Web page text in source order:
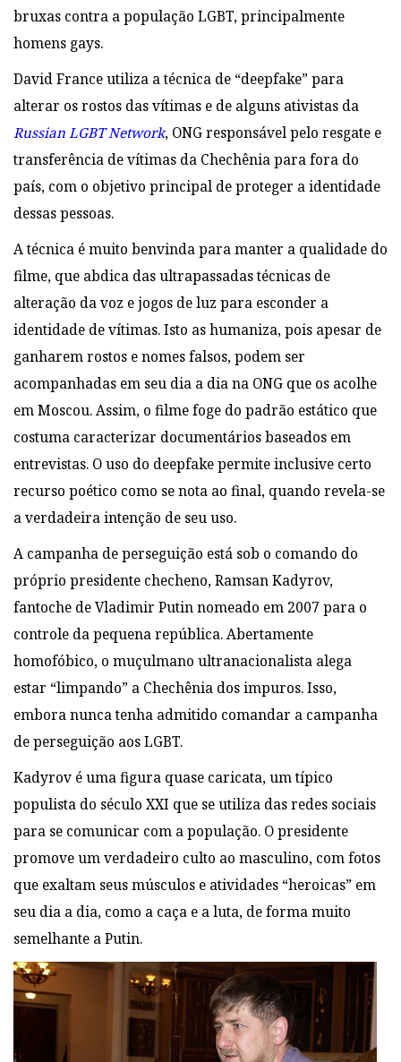
bruxas contra a população LGBT, principalmente
homens gays.
David France utiliza a técnica de “deepfake” para
alterar os rostos dasvítimas e de alguns ativistas da
Russian LGBT Network, ONG responsável pelo resgate e
transferência de vítimas da Chechênia para fora do
país, com o objetivo principal deproteger a identidade
dessas pessoas.
A técnica é muito benvinda para manter a qualidade do
filme, que abdica das ultrapassadas técnicas de
alteração da voz e jogos deluz para esconder a
identidade de vítimas. Isto as humaniza, pois apesar de
ganharem rostos e nomes falsos, podem ser
acompanhadas em seu dia a dia na ONG que os acolhe
em Moscou. Assim, o filme foge do padrão estático que
costuma caracterizar documentários baseados em
entrevistas. O uso do deepfake permiteinclusive certo
recurso poético como se nota ao final, quando revela-se
a verdadeiraintenção de seu uso.
A campanha de perseguição está sob o comando do
próprio presidente checheno, Ramsan Kadyrov,
fantoche de Vladimir Putin nomeado em 2007 para o
controle da pequena república. Abertamente
homofóbico, o muçulmano ultranacionalista alega
estar “limpando” a Chechênia dos impuros. Isso,
embora nuncatenha admitido comandar a campanha
de perseguição aos LGBT.
Kadyrov é uma figura quase caricata, um típico
populista do século XXI que se utiliza das redes sociais
para se comunicar com a população. O presidente
promove um verdadeiro culto ao masculino, com fotos
que exaltam seus músculos e atividades “heroicas” em
seu dia a dia, como a caça e a luta, de formamuito
semelhante a Putin.